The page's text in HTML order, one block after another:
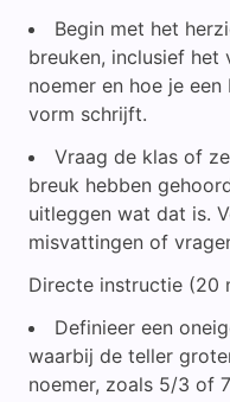
Begin met het
breuken, inclusief het
noemer en hoe je
vorm schrijft.
Vraag de klas of
breuk hebben
uitleggen wat dat is.
misvattingen of
Directe instructie (20
Definieer een
waarbij de teller
noemer, zoals 5/3 of